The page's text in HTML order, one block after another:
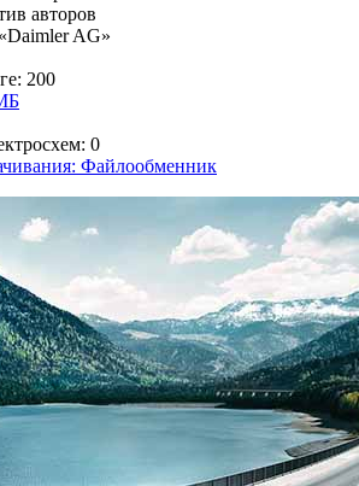
авторов
AG»
200
0
Файлообменник